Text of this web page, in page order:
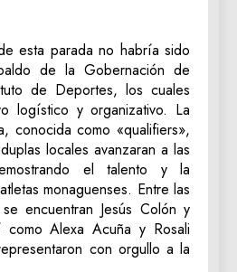
esta parada no habría sido
de la Gobernación de
de Deportes, los cuales
logístico y organizativo. La
conocida como «qualifiers»,
locales avanzaran a las
el talento y la
monaguenses. Entre las
encuentran Jesús Colón y
como Alexa Acuña y Rosali
con orgullo a la